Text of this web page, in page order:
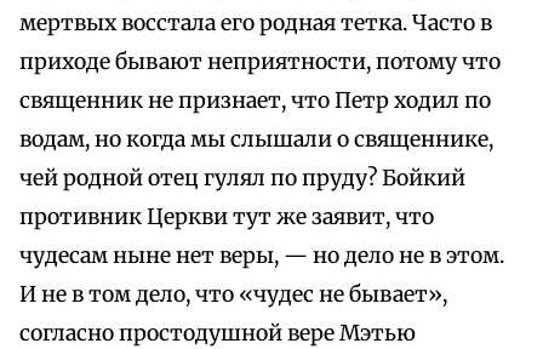
мертвых восстала его родная тетка. Часто в
приходе бывают неприятности, потому что
священник не признает, что Петр ходил по
водам, но когда мы слышали о священнике,
чей родной отец гулял по пруду? Бойкий
противник Церкви тут же заявит, что
чудесам ныне нет веры, — но дело не в этом.
И не в том дело, что «чудес не бывает»,
согласно простодушной вере Мэтью